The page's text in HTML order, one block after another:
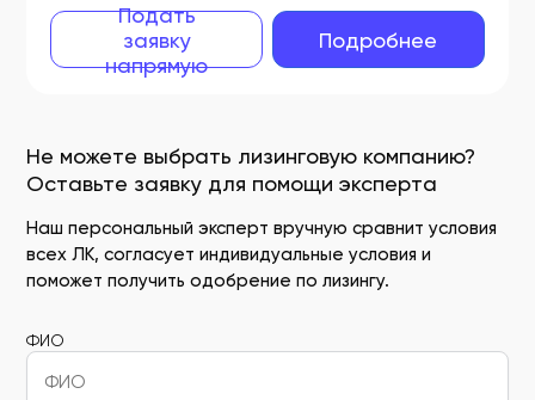
Не можете выбрать лизинговую компанию?
Оставьте заявку для помощи эксперта
Наш персональный эксперт вручную сравнит условия
всех ЛК, согласует индивидуальные условия и
поможет получить одобрение по лизингу.
ФИО
Подать
заявку
напрямую
Подробнее